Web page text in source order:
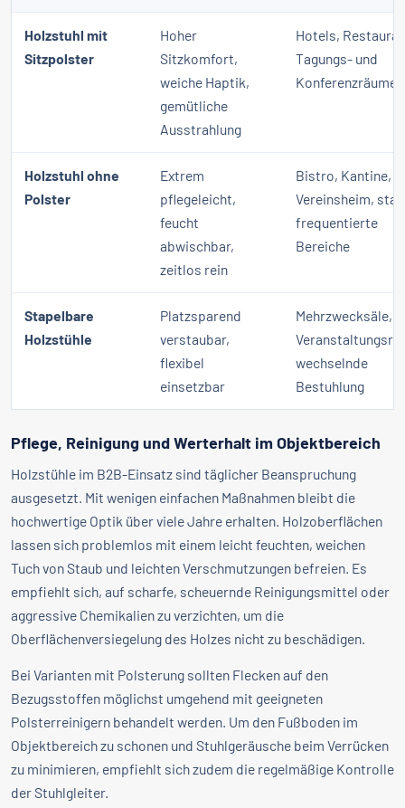
Holzstuhl mit
Sitzpolster
Hoher
Sitzkomfort,
weiche Haptik,
gemütliche
Ausstrahlung
Hotels,
Tagungs- und
Konferenzräume
Holzstuhl ohne
Polster
Extrem
pflegeleicht,
feucht
abwischbar,
zeitlos rein
Bistro, Kantine,
Vereinsheim,
frequentierte
Bereiche
Stapelbare
Holzstühle
Platzsparend
verstaubar,
flexibel
einsetzbar
Mehrzwecksäle,
wechselnde
Bestuhlung
Pflege, Reinigung und Werterhalt im Objektbereich
Holzstühle im B2B-Einsatz sind täglicher Beanspruchung
ausgesetzt. Mit wenigen einfachen Maßnahmen bleibt die
hochwertige Optik über viele Jahre erhalten. Holzoberflächen
lassen sich problemlos mit einem leicht feuchten, weichen
Tuch von Staub und leichten Verschmutzungen befreien. Es
empfiehlt sich, auf scharfe, scheuernde Reinigungsmittel oder
aggressive Chemikalien zu verzichten, um die
Oberflächenversiegelung des Holzes nicht zu beschädigen.
Bei Varianten mit Polsterung sollten Flecken auf den
Bezugsstoffen möglichst umgehend mit geeigneten
Polsterreinigern behandelt werden. Um den Fußboden im
Objektbereich zu schonen und Stuhlgeräusche beim Verrücken
zu minimieren, empfiehlt sich zudem die regelmäßige Kontrolle
der Stuhlgleiter.